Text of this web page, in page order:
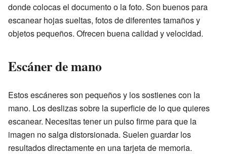
donde colocas el documento o la foto. Son buenos para
escanear hojas sueltas, fotos de diferentes tamaños y
objetos pequeños. Ofrecen buena calidad y velocidad.
Escáner de mano
Estos escáneres son pequeños y los sostienes con la
mano. Los deslizas sobre la superficie de lo que quieres
escanear. Necesitas tener un pulso firme para que la
imagen no salga distorsionada. Suelen guardar los
resultados directamente en una tarjeta de memoria.